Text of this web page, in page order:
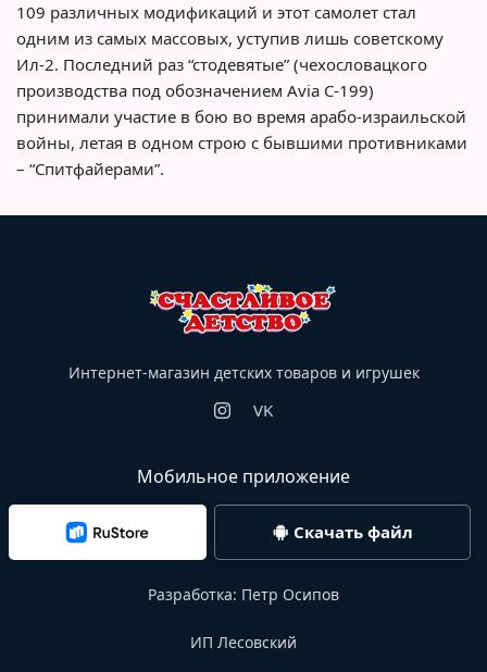
109 различных модификаций и этот самолет стал
одним из самых массовых, уступив лишь советскому
Ил-2. Последний раз “стодевятые” (чехословацкого
производства под обозначением Avia C-199)
принимали участие в бою во время арабо-израильской
войны, летая в одном строю с бывшими противниками
– “Спитфайерами”.
Интернет-магазин детских товаров и игрушек
VK
Мобильное приложение
Скачать файл
Разработка: Петр Осипов
ИП Лесовский